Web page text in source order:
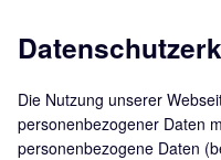
Die Nutzung unserer
personenbezogener Daten
personenbezogene Daten